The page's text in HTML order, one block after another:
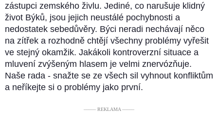
zástupci zemského živlu. Jediné, co narušuje klidný
život Býků, jsou jejich neustálé pochybnosti a
nedostatek sebedůvěry. Býci neradi nechávají něco
na zítřek a rozhodně chtějí všechny problémy vyřešit
ve stejný okamžik. Jakákoli kontroverzní situace a
mluvení zvýšeným hlasem je velmi znervózňuje.
Naše rada - snažte se ze všech sil vyhnout konfliktům
a neříkejte si o problémy jako první.
––––– REKLAMA –––––